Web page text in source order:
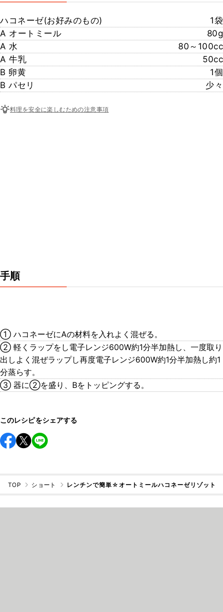
ハコネーゼ(お好みのもの)
1袋
A オートミール
80g
A 水
80～100cc
A 牛乳
50cc
B 卵黄
1個
B パセリ
少々
料理を安全に楽しむための注意事項
手順
① ハコネーゼにAの材料を入れよく混ぜる。
② 軽くラップをし電子レンジ600W約1分半加熱し、一度取り
出しよく混ぜラップし再度電子レンジ600W約1分半加熱し約1
分蒸らす。
③ 器に②を盛り、Bをトッピングする。
このレシピをシェアする
TOP ショート レンチンで簡単☆オートミールハコネーゼリゾット